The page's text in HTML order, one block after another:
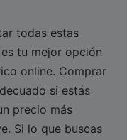
todas estas
tu mejor opción
online. Comprar
si estás
precio más
Si lo que buscas